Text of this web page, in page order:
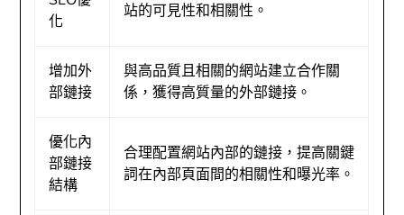
化
站的可見性和相關性。
增加外
部鏈接
與高品質且相關的網站建立合作關
係，獲得高質量的外部鏈接。
優化內
部鏈接
結構
合理配置網站內部的鏈接，提高關鍵
詞在內部頁面間的相關性和曝光率。